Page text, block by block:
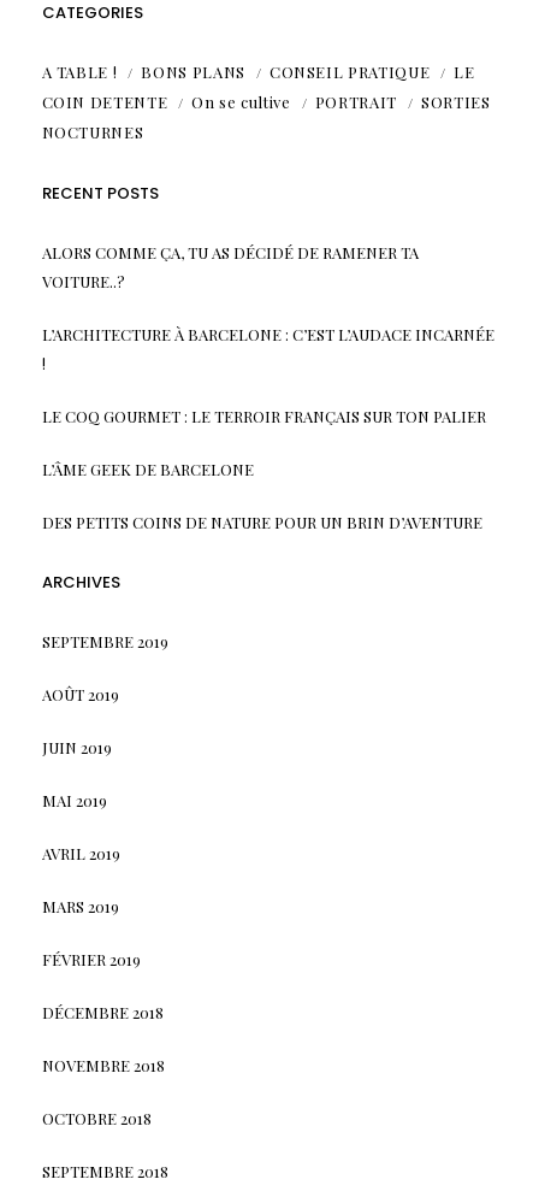
CATEGORIES
A TABLE ! BONS PLANS CONSEIL PRATIQUE
LE
COIN DETENTE
On se cultive PORTRAIT
SORTIES
NOCTURNES
RECENT POSTS
ALORS COMME ÇA, TU AS DÉCIDÉ DE RAMENER TA
VOITURE..?
L’ARCHITECTURE À BARCELONE : C’EST L’AUDACE INCARNÉE
!
LE COQ GOURMET : LE TERROIR FRANÇAIS SUR TON PALIER
L’ÂME GEEK DE BARCELONE
DES PETITS COINS DE NATURE POUR UN BRIN D’AVENTURE
ARCHIVES
SEPTEMBRE 2019
AOÛT 2019
JUIN 2019
MAI 2019
AVRIL 2019
MARS 2019
FÉVRIER 2019
DÉCEMBRE 2018
NOVEMBRE 2018
OCTOBRE 2018
SEPTEMBRE 2018